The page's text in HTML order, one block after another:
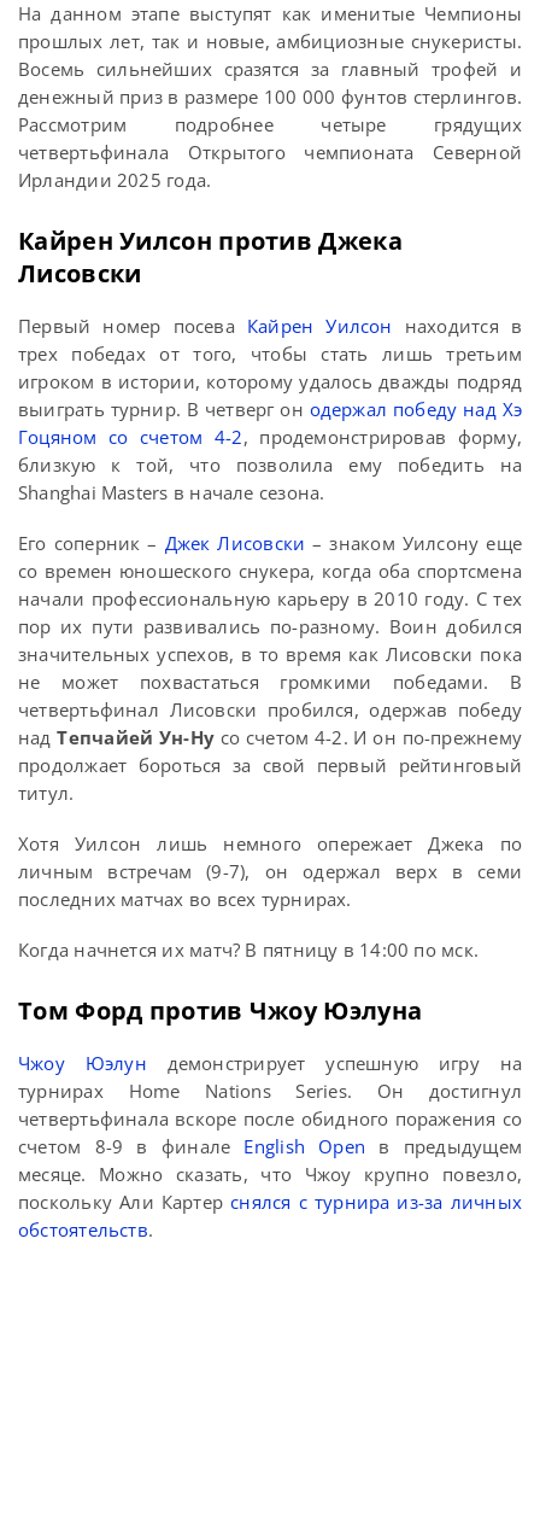
На данном этапе выступят как именитые Чемпионы
прошлых лет, так и новые, амбициозные снукеристы.
Восемь сильнейших сразятся за главный трофей и
денежный приз в размере 100 000 фунтов стерлингов.
Рассмотрим подробнее четыре грядущих
четвертьфинала Открытого чемпионата Северной
Ирландии 2025 года.
Кайрен Уилсон против Джека
Лисовски
Первый номер посева Кайрен Уилсон находится в
трех победах от того, чтобы стать лишь третьим
игроком в истории, которому удалось дважды подряд
выиграть турнир. В четверг он одержал победу над Хэ
Гоцяном со счетом 4-2, продемонстрировав форму,
близкую к той, что позволила ему победить на
Shanghai Masters в начале сезона.
Его соперник – Джек Лисовски – знаком Уилсону еще
со времен юношеского снукера, когда оба спортсмена
начали профессиональную карьеру в 2010 году. С тех
пор их пути развивались по-разному. Воин добился
значительных успехов, в то время как Лисовски пока
не может похвастаться громкими победами. В
четвертьфинал Лисовски пробился, одержав победу
надТепчайей Ун-Ну со счетом 4-2. И он по-прежнему
продолжает бороться за свой первый рейтинговый
титул.
Хотя Уилсон лишь немного опережает Джека по
личным встречам (9-7), он одержал верх в семи
последних матчах во всех турнирах.
Когда начнется их матч? В пятницу в 14:00 по мск.
Том Форд против Чжоу Юэлуна
Чжоу Юэлун демонстрирует успешную игру на
турнирах Home Nations Series. Он достигнул
четвертьфинала вскоре после обидного поражения со
счетом 8-9 в финале English Open в предыдущем
месяце. Можно сказать, что Чжоу крупно повезло,
поскольку Али Картерснялся с турнира из-за личных
обстоятельств.